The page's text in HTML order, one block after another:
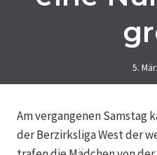
5.
Am vergangenen Samstag
der Berzirksliga West der